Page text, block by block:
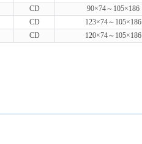
CD 90×74～105×186
CD 123×74～105×186
CD 120×74～105×186